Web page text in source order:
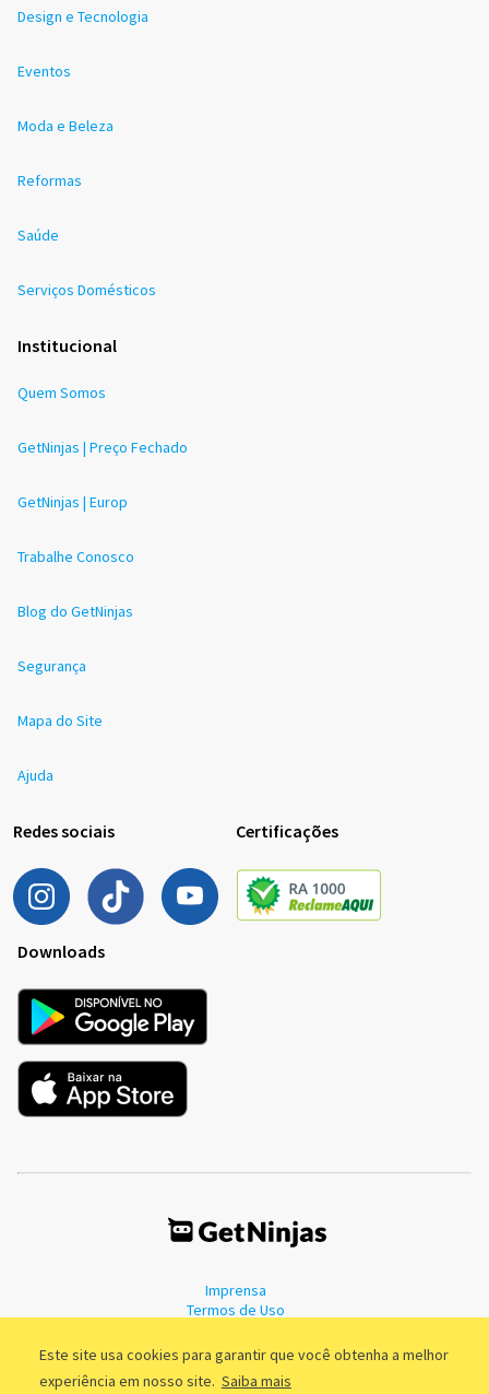
Este site usa cookies para garantir que você obtenha a melhor
experiência em nosso site. Saiba mais
Design e Tecnologia
Eventos
Moda e Beleza
Reformas
Saúde
Serviços Domésticos
Institucional
Quem Somos
GetNinjas | Preço Fechado
GetNinjas | Europ
Trabalhe Conosco
Blog do GetNinjas
Segurança
Mapa do Site
Ajuda
Redes sociais Certificações
Downloads
Imprensa
Termos de Uso